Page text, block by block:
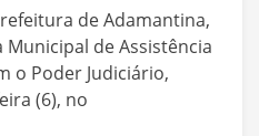
de Adamantina,
de Assistência
o Poder Judiciário,
(6), no